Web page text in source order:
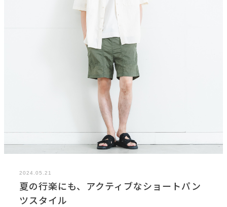
2024.05.21
夏の行楽にも、アクティブなショートパン
ツスタイル